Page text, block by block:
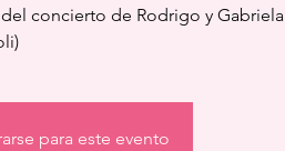
concierto de Rodrigo y Gabriela
para este evento